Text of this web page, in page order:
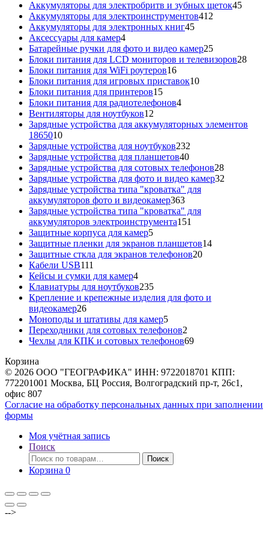
товаров
Аккумуляторы для электробритв и зубных щеток4545
Аккумуляторы для электроинструментов412
Аккумуляторы для электронных книг4545
Аксессуары для камер44
товара
Батарейные ручки для фото и видео камер2525
товаров
Блоки питания для LCD мониторов и телевизоров2828
Блоки питания для WiFi роутеров1616
товаров
Блоки питания для игровых приставок1010
Блоки питания для принтеров1515
товаров
Блоки питания для радиотелефонов44
Вентиляторы для ноутбуков12
товаров
Зарядные устройства для аккумуляторных элементов
186501010
товаров
Зарядные устройства для ноутбуков232
Зарядные устройства для планшетов4040
товаров
Зарядные устройства для сотовых телефонов2828
товаров
Зарядные устройства для фото и видео камер32
Зарядные устройства типа "кроватка" для
аккумуляторов фото и видеокамер363363
товара
Зарядные устройства типа "кроватка" для
аккумуляторов электроинструмента151
Защитные корпуса для камер55
товаров
Защитные пленки для экранов планшетов1414
Защитные сткла для экранов телефонов2020
Кабели USB111
товаров
Кейсы и сумки для камер44
товара
Клавиатуры для ноутбуков235235
товаров
Крепление и крепежные изделия для фото и
видеокамер2626
товаров
Моноподы и штативы для камер55
товаров
Переходники для сотовых телефонов2
товара
Чехлы для КПК и сотовых телефонов6969
Корзина
© 2026 ООО "ГЕОГРАФИКА" ИНН: 9722018701 КПП:
772201001 Москва, БЦ Россия, Волгоградский пр-т, 26с1,
офис 807
Согласие на обработку персональных данных при заполнении
формы
Моя учётная запись
Поиск
Искать:
Поиск
Корзина 0
-->